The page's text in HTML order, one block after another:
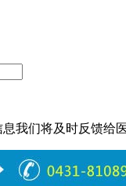
我们将及时反馈给